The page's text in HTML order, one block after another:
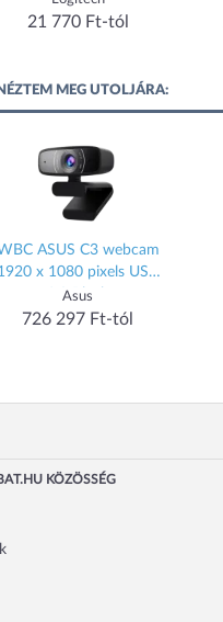
21 770 Ft-tól
MEG UTOLJÁRA:
ASUS C3 webcam
x 1080 pixels USB
2.0 Black
Asus
726 297 Ft-tól
KÖZÖSSÉG